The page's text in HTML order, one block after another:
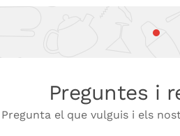
Preguntes i
Pregunta el que vulguis i els